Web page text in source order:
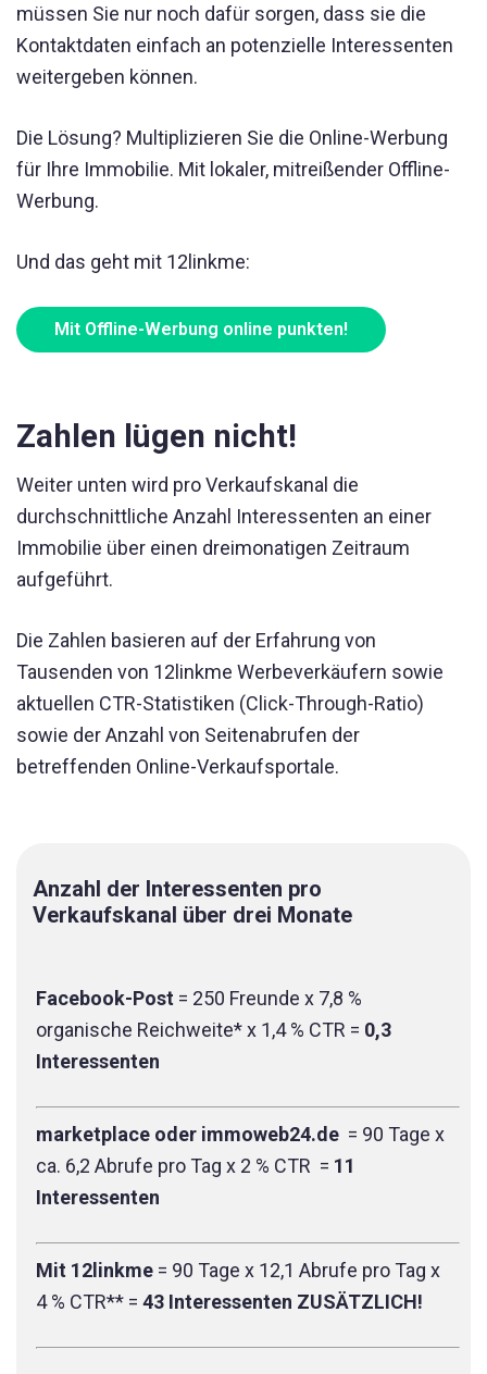
müssen Sie nur noch dafür sorgen, dass sie die
Kontaktdaten einfach an potenzielle Interessenten
weitergeben können.
Die Lösung? Multiplizieren Sie die Online-Werbung
für Ihre Immobilie. Mit lokaler, mitreißender Offline-
Werbung.
Und das geht mit 12linkme:
Mit Offline-Werbung online punkten!
Zahlen lügen nicht!
Weiter unten wird pro Verkaufskanal die
durchschnittliche Anzahl Interessenten an einer
Immobilie über einen dreimonatigen Zeitraum
aufgeführt.
Die Zahlen basieren auf der Erfahrung von
Tausenden von 12linkme Werbeverkäufern sowie
aktuellen CTR-Statistiken (Click-Through-Ratio)
sowie der Anzahl von Seitenabrufen der
betreffenden Online-Verkaufsportale.
Anzahl der Interessenten pro
Verkaufskanal über drei Monate
Facebook-Post = 250 Freunde x 7,8 %
organische Reichweite* x 1,4 % CTR = 0,3
Interessenten
marketplace oder immoweb24.de = 90 Tage x
ca. 6,2 Abrufe pro Tag x 2 % CTR = 11
Interessenten
Mit 12linkme = 90 Tage x 12,1 Abrufe pro Tag x
4 % CTR** = 43 Interessenten ZUSÄTZLICH!